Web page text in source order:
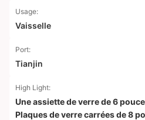
Usage:
Vaisselle
Port:
Tianjin
High Light:
Une assiette de verre de 6
Plaques de verre carrées de 8